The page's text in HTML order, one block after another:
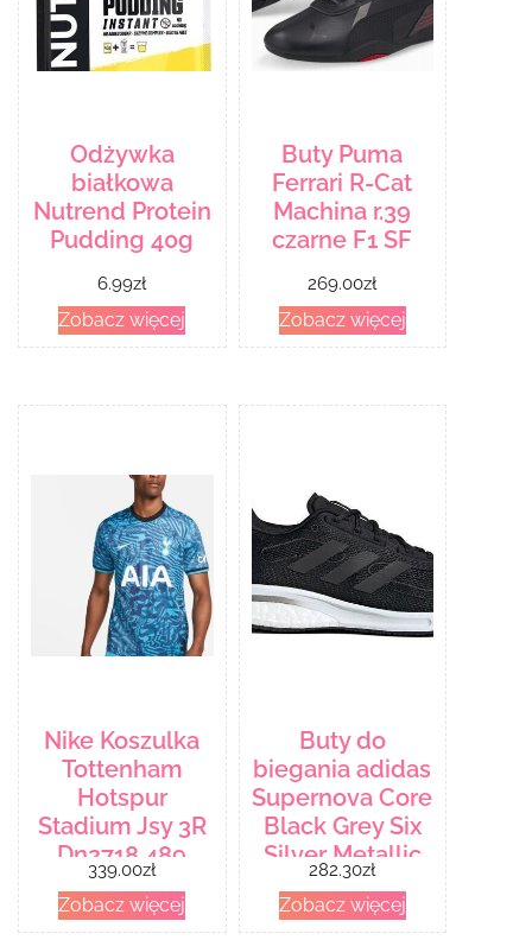
Odżywka
białkowa
Nutrend Protein
Pudding 40g
6.99zł
Zobacz więcej
Buty Puma
Ferrari R-Cat
Machina r.39
czarne F1 SF
269.00zł
Zobacz więcej
Nike Koszulka
Tottenham
Hotspur
Stadium Jsy 3R
Dn2718 489
339.00zł
Zobacz więcej
Buty do
biegania adidas
Supernova Core
Black Grey Six
Silver Metallic
Eg5401
282.30zł
Zobacz więcej